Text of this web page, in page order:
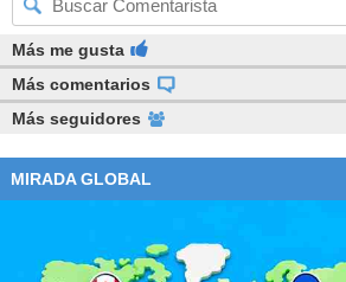
Más me gusta
Más comentarios
Más seguidores
MIRADA GLOBAL